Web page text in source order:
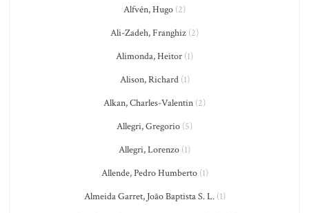
Alfvén, Hugo (2)
Ali-Zadeh, Franghiz (2)
Alimonda, Heitor (1)
Alison, Richard(1)
Alkan, Charles-Valentin (2)
Allegri, Gregorio (5)
Allegri, Lorenzo (1)
Allende, Pedro Humberto(1)
Almeida Garret, João Baptista S. L.(1)